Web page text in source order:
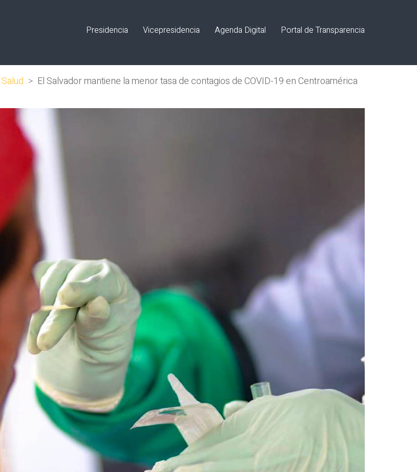
Presidencia Vicepresidencia Agenda Digital Portal de Transparencia
Salud > El Salvador mantiene la menor tasa de contagios de COVID-19 en Centroamérica